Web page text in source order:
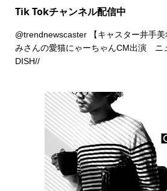
Tik Tokチャンネル配信中
@trendnewscaster【キャスター井手美
みさんの愛猫にゃーちゃんCM出演
DISH//